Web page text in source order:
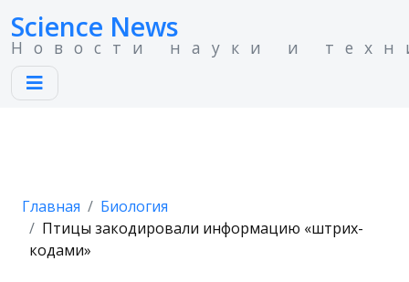
Science News
Новости науки и
Главная
Биология
Птицы закодировали информацию «штрих-
кодами»